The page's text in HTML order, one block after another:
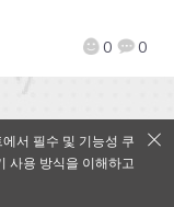
0 0
서 필수 및 기능성 쿠
사용 방식을 이해하고